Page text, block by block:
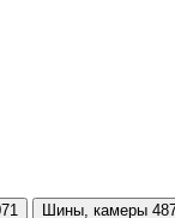
Шины, камеры